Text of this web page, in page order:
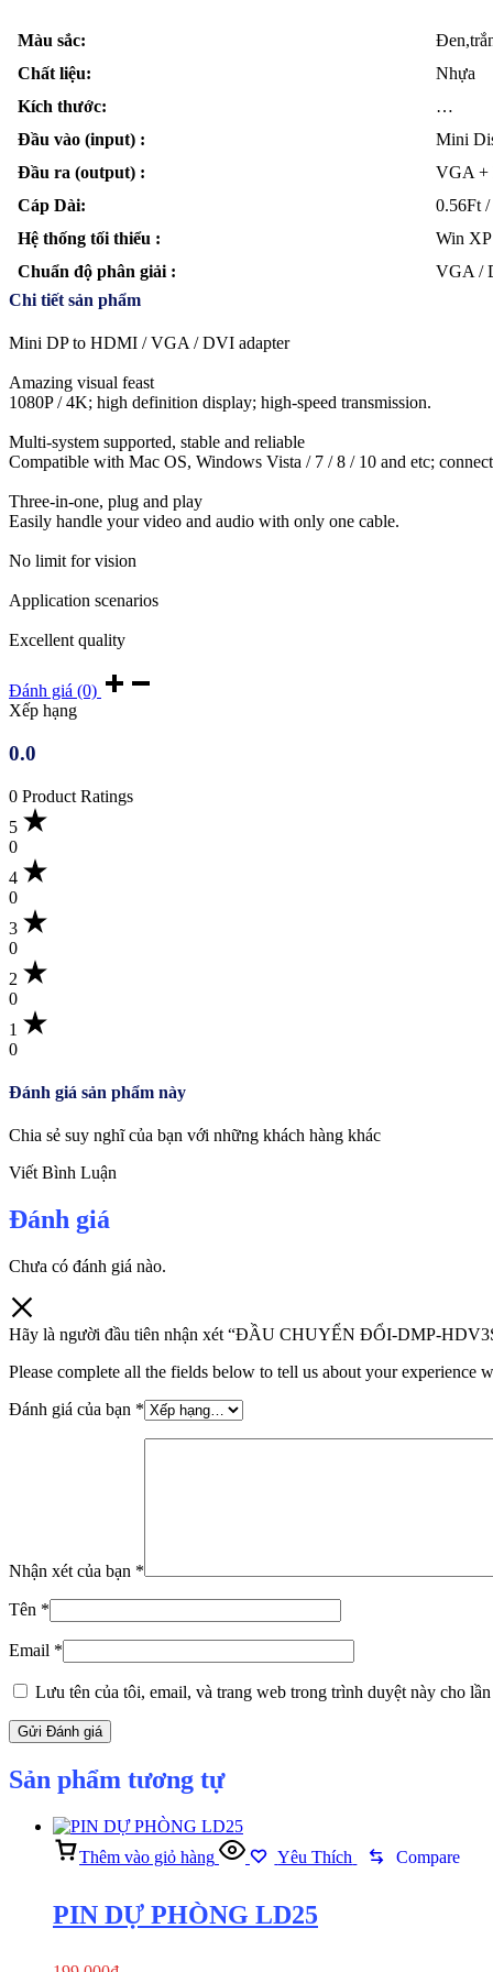
Màu sắc:
Chất liệu:
Nhựa
Kích thước:
…
Đầu vào (input) :
Mini
Đầu ra (output) :
VGA
Cáp Dài:
0.56Ft
Hệ thống tối thiểu :
Win XP
Chuẩn độ phân giải :
VGA /
Chi tiết sản phẩm
Mini DP to HDMI / VGA / DVI adapter
Amazing visual feast
1080P / 4K; high definition display; high-speed transmission.
Multi-system supported, stable and reliable
Compatible with Mac OS, Windows Vista / 7 / 8 / 10 and etc;
Three-in-one, plug and play
Easily handle your video and audio with only one cable.
No limit for vision
Application scenarios
Excellent quality
Đánh giá (0)
Xếp hạng
0.0
0 Product Ratings
5
0
4
0
3
0
2
0
1
0
Đánh giá sản phẩm này
Chia sẻ suy nghĩ của bạn với những khách hàng khác
Viết Bình Luận
Đánh giá
Chưa có đánh giá nào.
Hãy là người đầu tiên nhận xét “ĐẦU CHUYỂN ĐỔI-DMP-
Please complete all the fields below to tell us about your experience
Đánh giá của bạn *
Nhận xét của bạn *
Tên *
Email *
Lưu tên của tôi, email, và trang web trong trình duyệt này cho
Sản phẩm tương tự
Thêm vào giỏ hàng Yêu Thích Compare
PIN DỰ PHÒNG LD25